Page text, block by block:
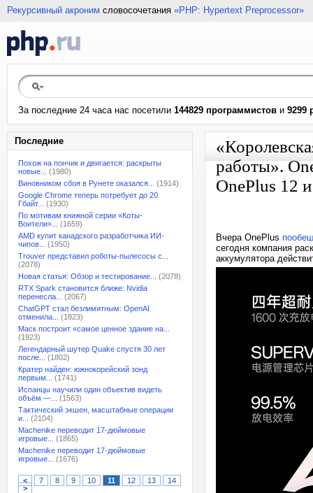
Рекурсивный акроним словосочетания «PHP: Hypertext Preprocessor»
За последние 24 часа нас посетили 144829 программистов и 9299
Последние
Похож на пончик и двигается: раскрыты
новые...
(1980)
Виновником сбоя в Рунете оказался...
(1914)
Google Chrome теперь потребует до 20
Гбайт...
(1930)
По мотивам книжной серии «Коты-
Воители»...
(1659)
AMD купит канадского разработчика ИИ-
чипов...
(1950)
Trouver представил роботы-пылесосы с...
(2078)
Новая статья: Обзор и тестирование...
(2078)
RTX Spark становится ближе: Nvidia
перенесла...
(2067)
ChatGPT стал безлимитным: OpenAI
отменила...
(1823)
Маск построит «самое ценное здание на...
(1923)
Легендарный шутер Quake спустя 30 лет
после...
(1802)
Кратер найден: южнокорейский зонд
первым...
(1741)
Испанцы научили один объектив видеть
объём —...
(1563)
Тактический экшен, масштабные операции
и...
(2104)
Machenike переводит 17-дюймовые
игровые...
(1865)
Machenike переводит 17-дюймовые
игровые...
(1676)
< 7 8 9 10 11 12 13
14
>
работы».
OnePlus 12
Вчера OnePlus
сегодня компания
аккумулятора